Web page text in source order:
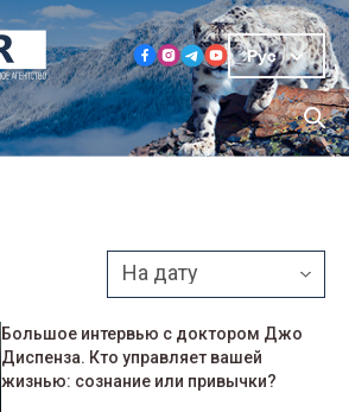
Рус
Большое интервью с доктором Джо
Диспенза. Кто управляет вашей
жизнью: сознание или привычки?